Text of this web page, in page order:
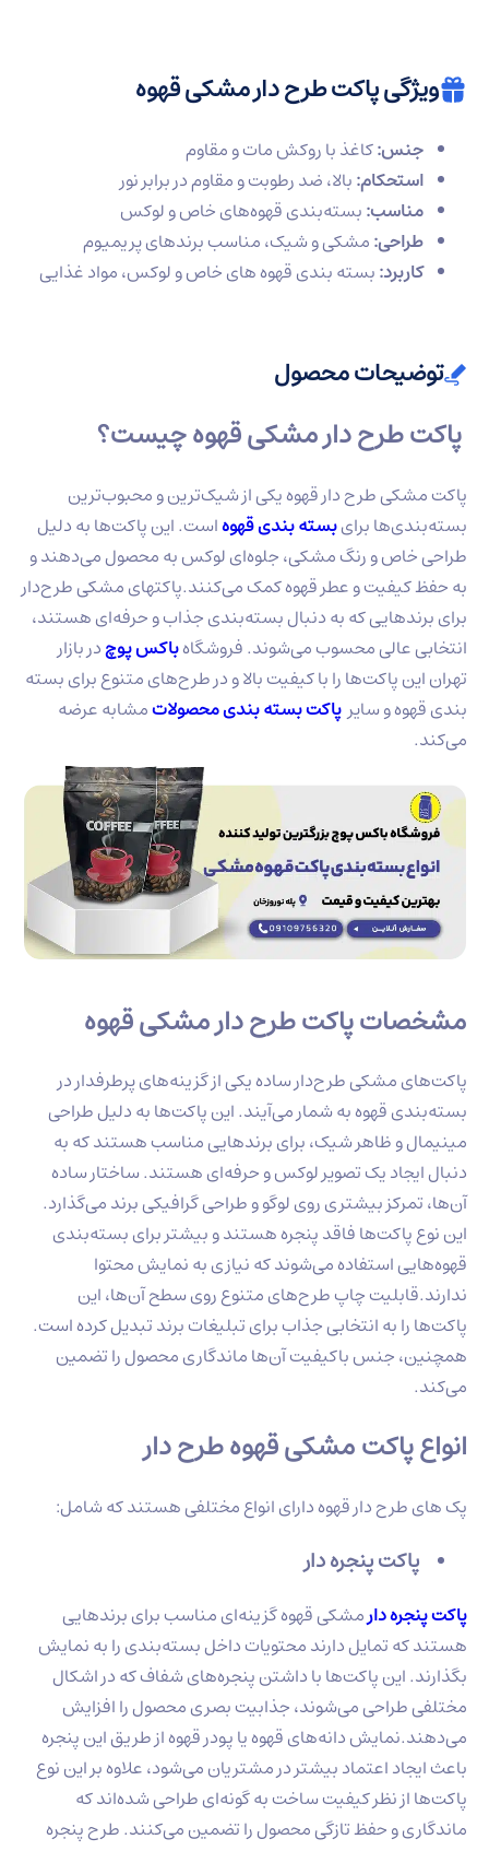
ویژگی پاکت طرح دار مشکی قهوه
جنس:کاغذ با روکش مات و مقاوم
استحکام:بالا، ضد رطوبت و مقاوم در برابر نور
مناسب:بسته‌بندی قهوه‌های خاص و لوکس
طراحی:مشکی و شیک، مناسب برندهای پریمیوم
کاربرد:بسته‌ بندی قهوه‌ های خاص و لوکس، مواد غذایی
توضیحات محصول
پاکت طرح دار مشکی قهوه چیست؟
پاکت مشکی طرح دار قهوه یکی از شیک‌ترین و محبوب‌ترین
بسته‌بندی‌ها برایبسته‌ بندی قهوهاست. این پاکت‌ها به دلیل
طراحی خاص و رنگ مشکی، جلوه‌ای لوکس به محصول می‌دهند و
به حفظ کیفیت و عطر قهوه کمک می‌کنند.پاکتهای مشکی طرح‌دار
برای برندهایی که به دنبال بسته‌بندی جذاب و حرفه‌ای هستند،
انتخابی عالی محسوب می‌شوند. فروشگاهباکس پوچدر بازار
تهران این پاکت‌ها را با کیفیت بالا و در طرح‌های متنوع برای بسته‌
بندی قهوه و سایرپاکت بسته بندی محصولاتمشابه عرضه
می‌کند.
مشخصات پاکت طرح دار مشکی قهوه
پاکت‌های مشکی طرح‌دار ساده یکی از گزینه‌های پرطرفدار در
بسته‌بندی قهوه به شمار می‌آیند. این پاکت‌ها به دلیل طراحی
مینیمال و ظاهر شیک، برای برندهایی مناسب هستند که به
دنبال ایجاد یک تصویر لوکس و حرفه‌ای هستند. ساختار ساده
آن‌ها، تمرکز بیشتری روی لوگو و طراحی گرافیکی برند می‌گذارد.
این نوع پاکت‌ها فاقد پنجره هستند و بیشتر برای بسته‌بندی
قهوه‌هایی استفاده می‌شوند که نیازی به نمایش محتوا
ندارند.قابلیت چاپ طرح‌های متنوع روی سطح آن‌ها، این
پاکت‌ها را به انتخابی جذاب برای تبلیغات برند تبدیل کرده است.
همچنین، جنس باکیفیت آن‌ها ماندگاری محصول را تضمین
می‌کند.
انواع پاکت مشکی قهوه طرح دار
پک های طرح دار قهوه دارای انواع مختلفی هستند که شامل:
پاکت پنجره دار
پاکت پنجره دارمشکی قهوه گزینه‌ای مناسب برای برندهایی
هستند که تمایل دارند محتویات داخل بسته‌بندی را به نمایش
بگذارند. این پاکت‌ها با داشتن پنجره‌های شفاف که در اشکال
مختلفی طراحی می‌شوند، جذابیت بصری محصول را افزایش
می‌دهند.نمایش دانه‌های قهوه یا پودر قهوه از طریق این پنجره
باعث ایجاد اعتماد بیشتر در مشتریان می‌شود، علاوه بر این نوع
پاکت‌ها از نظر کیفیت ساخت به گونه‌ای طراحی شده‌اند که
ماندگاری و حفظ تازگی محصول را تضمین می‌کنند. طرح پنجره